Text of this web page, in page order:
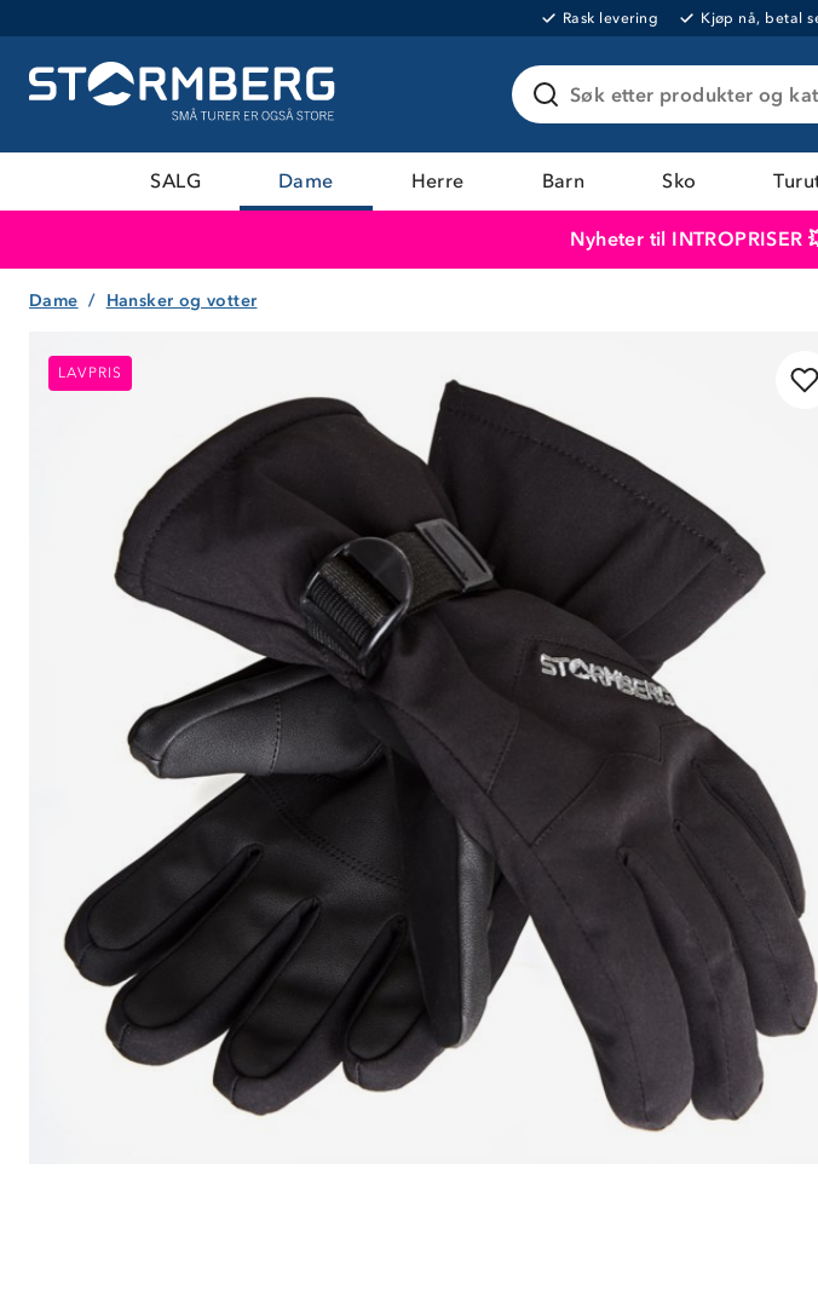
Rask levering Kjøp nå, betal
Søk etter produkter og
SALG Dame Herre Barn Sko
Nyheter til INTROPRISER
Dame Hansker og votter
LAVPRIS